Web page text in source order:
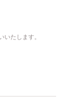
たします。